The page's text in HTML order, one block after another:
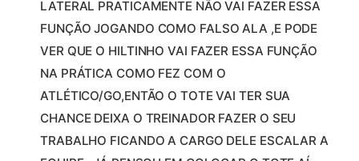
LATERAL PRATICAMENTE NÃO VAI FAZER ESSA
FUNÇÃO JOGANDO COMO FALSO ALA ,E PODE
VER QUE O HILTINHO VAI FAZER ESSA FUNÇÃO
NA PRÁTICA COMO FEZ COM O
ATLÉTICO/GO,ENTÃO O TOTE VAI TER SUA
CHANCE DEIXA O TREINADOR FAZER O SEU
TRABALHO FICANDO A CARGO DELE ESCALAR A